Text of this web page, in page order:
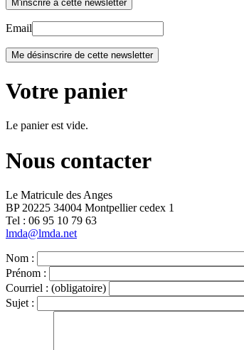
Email
Votre panier
Le panier est vide.
Nous contacter
Le Matricule des Anges
BP 20225 34004 Montpellier cedex 1
Tel : ‭06 95 10 79 63
lmda@lmda.net
Nom :
Prénom :
Courriel : (obligatoire)
Sujet :